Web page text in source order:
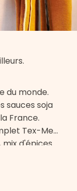
du monde.
sauces soja
France.
Tex-Mex
d'épices
salsa DIP.
et tikka